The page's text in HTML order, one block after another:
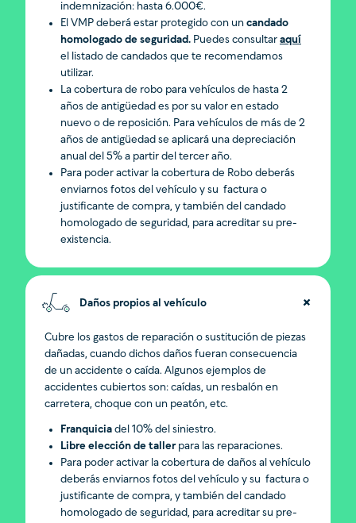
indemnización: hasta 6.000€.
El VMP deberá estar protegido con un candado
homologado de seguridad. Puedes consultar aquí
el listado de candados que te recomendamos
utilizar.
La cobertura de robo para vehículos de hasta 2
años de antigüedad es por su valor en estado
nuevo o de reposición. Para vehículos de más de 2
años de antigüedad se aplicará una depreciación
anual del 5% a partir del tercer año.
Para poder activar la cobertura de Robo deberás
enviarnos fotos del vehículo y su factura o
justificante de compra, y también del candado
homologado de seguridad, para acreditar su pre-
existencia.
Daños propios al vehículo
Cubre los gastos de reparación o sustitución de piezas
dañadas, cuando dichos daños fueran consecuencia
de un accidente o caída. Algunos ejemplos de
accidentes cubiertos son: caídas, un resbalón en
carretera, choque con un peatón, etc.
Franquicia del 10% del siniestro.
Libre elección de taller para las reparaciones.
Para poder activar la cobertura de daños al vehículo
deberás enviarnos fotos del vehículo y su factura o
justificante de compra, y también del candado
homologado de seguridad, para acreditar su pre-